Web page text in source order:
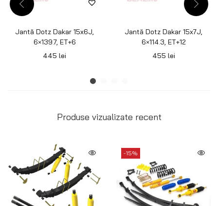
Jantă Dotz Dakar 15x6J,
6×139.7, ET+6
445 lei
Jantă Dotz Dakar 15x7J,
6×114.3, ET+12
455 lei
Produse vizualizate recent
-15%